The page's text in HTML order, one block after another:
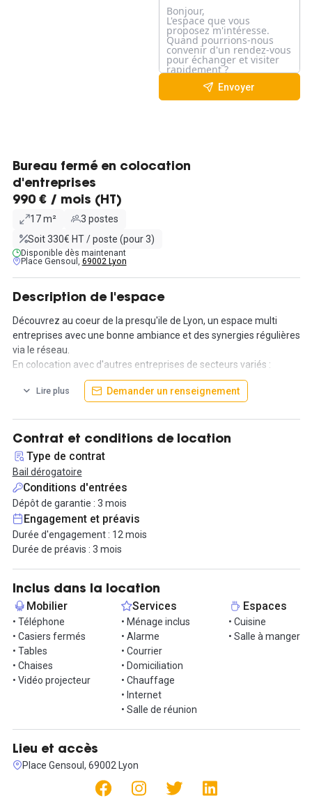
Envoyer
Bureau fermé en colocation
d'entreprises
990 € / mois (HT)
17 m²
3 postes
Soit 330€ HT / poste (pour 3)
Disponible dès maintenant
Place Gensoul, 69002 Lyon
Description de l'espace
Découvrez au coeur de la presqu'ile de Lyon, un espace multi
entreprises avec une bonne ambiance et des synergies régulières
via le réseau.
En colocation avec d'autres entreprises de secteurs variés :
conseil RSE, recrutement, informatique, immobilier...
d’Ainay, à deux minutes à pied de la Gare Perrache.
L’immeuble est desservi par le Metro A, avec l’arrêt Ampère ou
Perrache à moins de 100m et par plusieurs stations Velo’v.
Le stationnement est possible dans les rues alentour et dans le
parking de la Gare.
Le locaux ont été refaits à neuf et le loyer comprend les services
suivants :
- mobilier (bureaux, chaises, table, fauteuil, lampe, poste
téléphonique),
- accès aux espaces communs (cuisine, salle de réunion équipée
visio conférence...),
- ménage,
- internet (fibre et wifi)
- charges (eau, électricité, chauffage).
- 1 cheminée décorative, 1 grande fenêtre.
Ce bureau est disponible immédiatement et vous serez
directement opérationnel.
C'est idéal pour vous concentrer sur votre métier.
Le loyer s’élève à 990 € par mois HT/CC, tout est compris dans la
facture, vous ne risquez pas d'avoir des surprises (hors
consommables papier et café).
Ce bureau est adapté pour 2 à 3 personnes .
Si vous êtes plus nombreux un autre bureau de 14m2, juxtaposé
et communiquant, peut être loué aussi, dans les mêmes
Lire plus Demander un renseignement
Contrat et conditions de location
Type de contrat
Bail dérogatoire
Conditions d'entrées
Dépôt de garantie : 3 mois
Engagement et préavis
Durée d'engagement : 12 mois
Durée de préavis : 3 mois
Inclus dans la location
Mobilier
• Téléphone
• Casiers fermés
• Tables
• Chaises
• Vidéo projecteur
Services
• Ménage inclus
• Alarme
• Courrier
• Domiciliation
• Chauffage
• Internet
• Salle de réunion
Espaces
• Cuisine
• Salle à manger
Lieu et accès
Place Gensoul, 69002 Lyon